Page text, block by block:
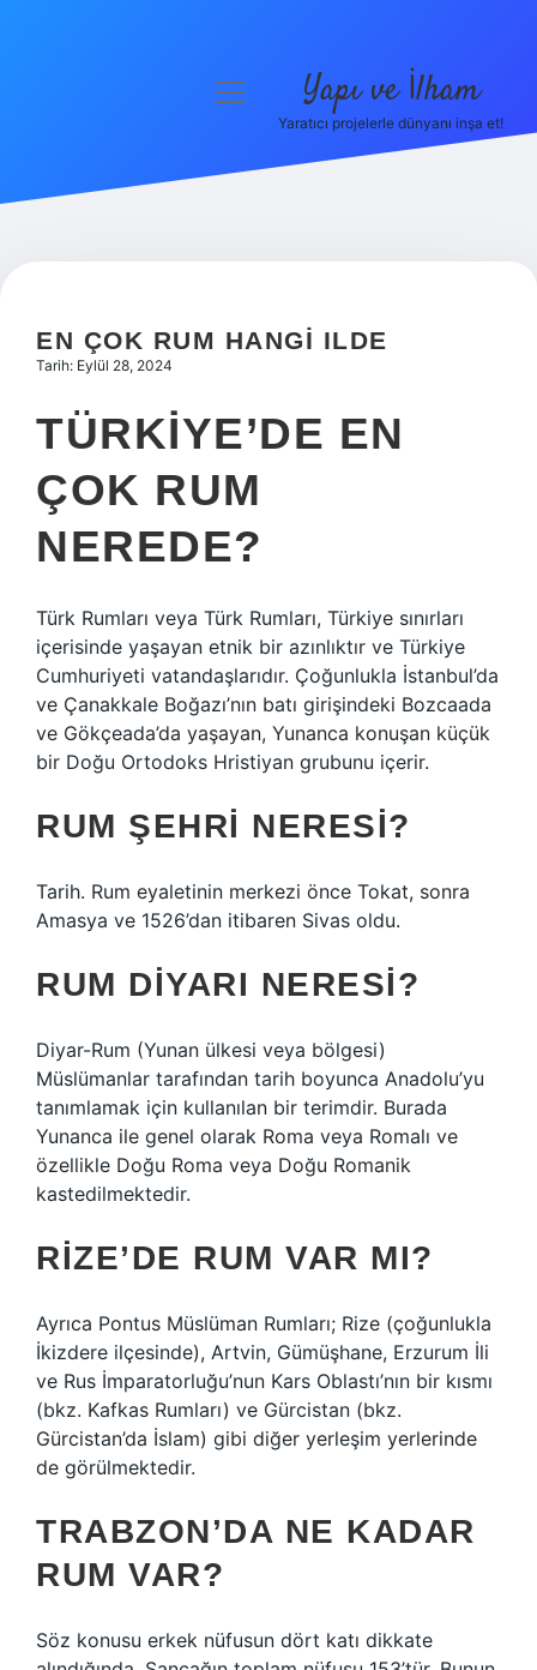
Hakkımızda
menüyü
Yapı ve İlham
Yaratıcı projelerle dünyanı inşa et!
EN ÇOK RUM HANGI ILDE
Tarih: Eylül 28, 2024
TÜRKIYE’DE EN
ÇOK RUM
NEREDE?
Türk Rumları veya Türk Rumları, Türkiye sınırları
içerisinde yaşayan etnik bir azınlıktır ve Türkiye
Cumhuriyeti vatandaşlarıdır. Çoğunlukla İstanbul’da
ve Çanakkale Boğazı’nın batı girişindeki Bozcaada
ve Gökçeada’da yaşayan, Yunanca konuşan küçük
bir Doğu Ortodoks Hristiyan grubunu içerir.
RUM ŞEHRI NERESI?
Tarih. Rum eyaletinin merkezi önce Tokat, sonra
Amasya ve 1526’dan itibaren Sivas oldu.
RUM DIYARI NERESI?
Diyar-Rum (Yunan ülkesi veya bölgesi)
Müslümanlar tarafından tarih boyunca Anadolu’yu
tanımlamak için kullanılan bir terimdir. Burada
Yunanca ile genel olarak Roma veya Romalı ve
özellikle Doğu Roma veya Doğu Romanik
kastedilmektedir.
RIZE’DE RUM VAR MI?
Ayrıca Pontus Müslüman Rumları; Rize (çoğunlukla
İkizdere ilçesinde), Artvin, Gümüşhane, Erzurum İli
ve Rus İmparatorluğu’nun Kars Oblastı’nın bir kısmı
(bkz. Kafkas Rumları) ve Gürcistan (bkz.
Gürcistan’da İslam) gibi diğer yerleşim yerlerinde
de görülmektedir.
TRABZON’DA NE KADAR
RUM VAR?
Söz konusu erkek nüfusun dört katı dikkate